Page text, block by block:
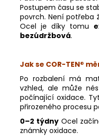
Postupem času se
povrch. Není potřeba
Ocel je díky tomu
bezúdržbová.
Jak se COR-TEN®
Po rozbalení má
vzhled, ale může
počínající oxidace.
přirozeného procesu
0–2 týdny Ocel
známky oxidace.